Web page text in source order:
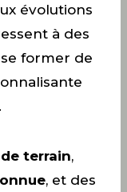
évolutions
à des
former de
terrain,
, et des